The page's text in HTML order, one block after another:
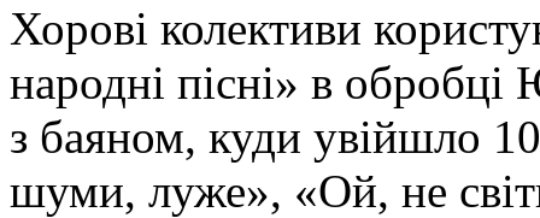
Хорові колективи
народні пісні» в
з баяном, куди увійшло
шуми, луже», «Ой, не